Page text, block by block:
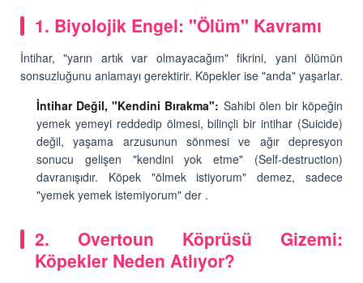
1. Biyolojik Engel: "Ölüm" Kavramı
İntihar, "yarın artık var olmayacağım" fikrini, yani ölümün
sonsuzluğunu anlamayı gerektirir. Köpekler ise "anda" yaşarlar.
İntihar Değil, "Kendini Bırakma": Sahibi ölen bir köpeğin
yemek yemeyi reddedip ölmesi, bilinçli bir intihar (Suicide)
değil, yaşama arzusunun sönmesi ve ağır depresyon
sonucu gelişen "kendini yok etme" (Self-destruction)
davranışıdır. Köpek "ölmek istiyorum" demez, sadece
"yemek yemek istemiyorum" der .
2. Overtoun Köprüsü Gizemi:
Köpekler Neden Atlıyor?